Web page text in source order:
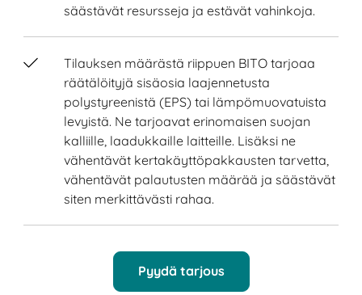
säästävät resursseja ja estävät vahinkoja.
Tilauksen määrästä riippuen BITO tarjoaa
räätälöityjä sisäosia laajennetusta
polystyreenistä (EPS) tai lämpömuovatuista
levyistä. Ne tarjoavat erinomaisen suojan
kalliille, laadukkaille laitteille. Lisäksi ne
vähentävät kertakäyttöpakkausten tarvetta,
vähentävät palautusten määrää ja säästävät
siten merkittävästi rahaa.
Pyydä tarjous